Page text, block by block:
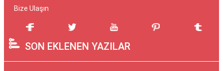
Bize Ulaşın
SON EKLENEN YAZILAR